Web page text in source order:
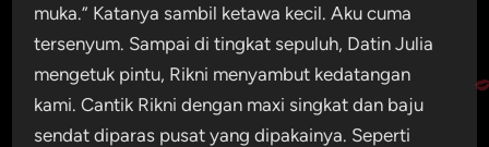
muka.” Katanya sambil ketawa kecil. Aku cuma
tersenyum. Sampai di tingkat sepuluh, Datin Julia
mengetuk pintu, Rikni menyambut kedatangan
kami. Cantik Rikni dengan maxi singkat dan baju
sendat diparas pusat yang dipakainya. Seperti